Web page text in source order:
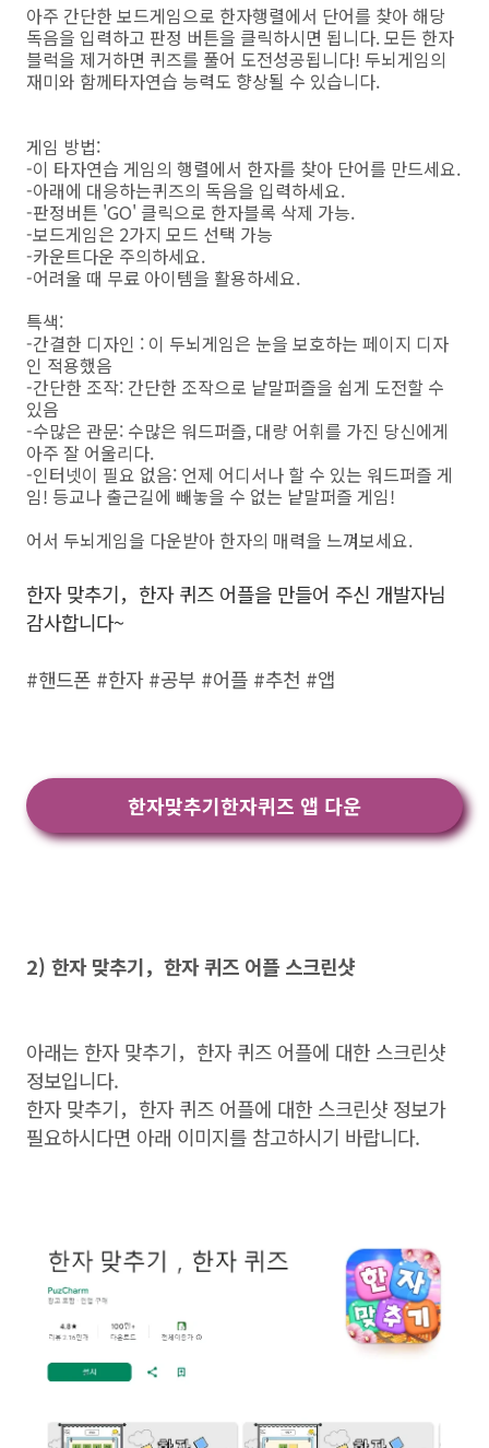
아주 간단한 보드게임으로 한자행렬에서 단어를 찾아 해당
독음을 입력하고 판정 버튼을 클릭하시면 됩니다. 모든 한자
블럭을 제거하면 퀴즈를 풀어 도전성공됩니다! 두뇌게임의
재미와 함께타자연습 능력도 향상될 수 있습니다.
게임 방법:
-이 타자연습 게임의 행렬에서 한자를 찾아 단어를 만드세요.
-아래에 대응하는퀴즈의 독음을 입력하세요.
-판정버튼 'GO' 클릭으로 한자블록 삭제 가능.
-보드게임은 2가지 모드 선택 가능
-카운트다운 주의하세요.
-어려울 때 무료 아이템을 활용하세요.
특색:
-간결한 디자인 : 이 두뇌게임은 눈을 보호하는 페이지 디자
인 적용했음
-간단한 조작: 간단한 조작으로 낱말퍼즐을 쉽게 도전할 수
있음
-수많은 관문: 수많은 워드퍼즐, 대량 어휘를 가진 당신에게
아주 잘 어울리다.
-인터넷이 필요 없음: 언제 어디서나 할 수 있는 워드퍼즐 게
임! 등교나 출근길에 빼놓을 수 없는 낱말퍼즐 게임!
어서 두뇌게임을 다운받아 한자의 매력을 느껴보세요.
한자 맞추기，한자 퀴즈 어플을 만들어 주신 개발자님
감사합니다~
#핸드폰 #한자 #공부 #어플 #추천 #앱
한자맞추기한자퀴즈 앱 다운
2) 한자 맞추기，한자 퀴즈 어플 스크린샷
아래는 한자 맞추기，한자 퀴즈 어플에 대한 스크린샷
정보입니다.
한자 맞추기，한자 퀴즈 어플에 대한 스크린샷 정보가
필요하시다면 아래 이미지를 참고하시기 바랍니다.